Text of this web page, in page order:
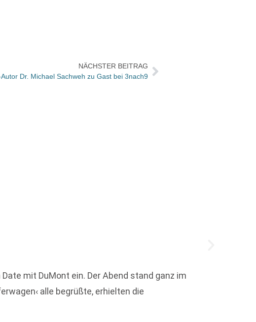
NÄCHSTER BEITRAG
Dr. Michael Sachweh zu Gast bei 3nach9
mit DuMont ein. Der Abend stand ganz im
alle begrüßte, erhielten die